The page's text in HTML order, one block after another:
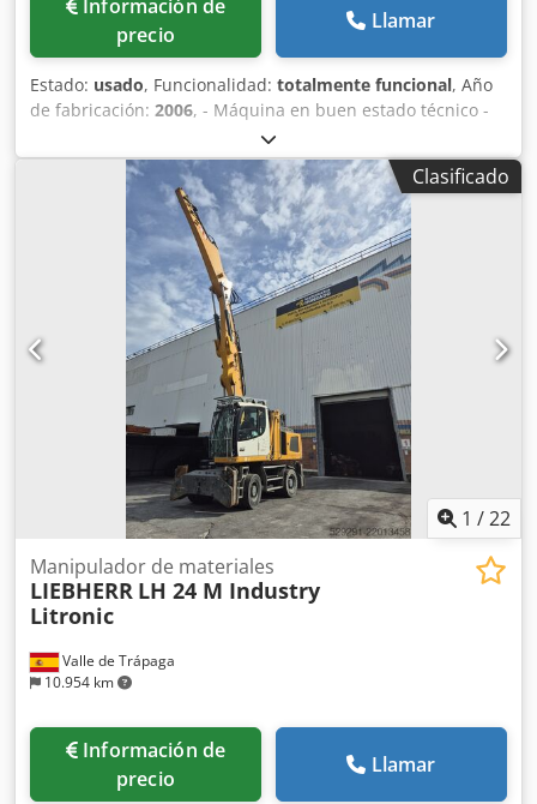
Información de
precio
Llamar
Estado: usado, Funcionalidad: totalmente funcional, Año
de fabricación: 2006, - Máquina en buen estado técnico -
Disponible de inmediato - Gran variedad de implementos
adicionales disponibles Dodpfszbypmsx Acyock
Clasificado
1 /22
Valle de Trápaga
10.954 km
Manipulador de materiales
LIEBHERR LH 24 M Industry
Litronic
Información de
precio
Llamar